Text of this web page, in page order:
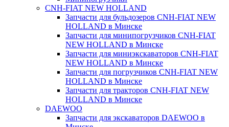
CNH-FIAT NEW HOLLAND
Запчасти для бульдозеров CNH-FIAT NEW
HOLLAND в Минске
Запчасти для минипогрузчиков CNH-FIAT
NEW HOLLAND в Минске
Запчасти для миниэкскаваторов CNH-FIAT
NEW HOLLAND в Минске
Запчасти для погрузчиков CNH-FIAT NEW
HOLLAND в Минске
Запчасти для тракторов CNH-FIAT NEW
HOLLAND в Минске
DAEWOO
Запчасти для экскаваторов DAEWOO в